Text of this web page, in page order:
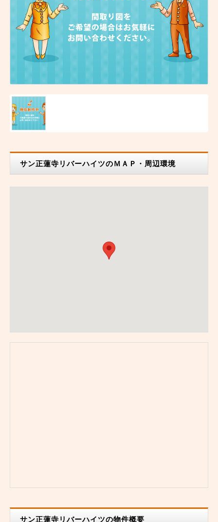
サン正蓮寺リバーハイツのＭＡＰ・周辺環境
サン正蓮寺リバーハイツの物件概要